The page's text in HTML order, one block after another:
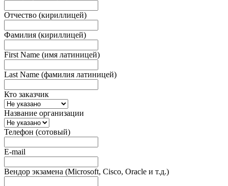
Отчество (кириллицей)
Фамилия (кириллицей)
First Name (имя латиницей)
Last Name (фамилия латиницей)
Кто заказчик
Название организации
Телефон (сотовый)
E-mail
Вендор экзамена (Microsoft, Cisco, Oracle и т.д.)